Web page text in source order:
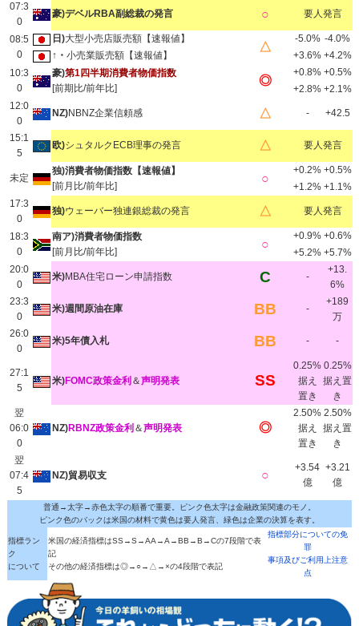
07:3
0
豪)デベルRBA副総裁の発言 ○ 要人発言
08:5
0
日)大型小売店販売額【速報値】
△
-5.0% -4.0%
↑・ 小売業販売額【速報値】 +3.6% +4.2%
10:3
0
豪)第1四半期消費者物価指数
[前期比/前年比]
◎
+0.8% +0.5%
+2.8% +2.1%
12:0
0
NZ)NBNZ企業信頼感 △ - +42.5
15:1
5
欧)シュタルクECB理事の発言 △ 要人発言
未定
独)消費者物価指数【速報値】
[前月比/前年比]
○
+0.2% +0.5%
+1.2% +1.1%
17:3
0
独)ウェーバー独連銀総裁の発言 △ 要人発言
18:3
0
南ア)消費者物価指数
[前月比/前年比]
○
+0.9% +0.6%
+5.2% +5.7%
20:0
0
米)MBA住宅ローン申請指数 C -
+13.
6%
23:3
0
米)週間原油在庫 BB -
+189
万
26:0
0
米)5年債入札 BB - -
27:1
5
米)FOMC政策金利 ＆声明発表 SS
0.25%
据え
置き
0.25%
据え置
き
翌
06:0
0
NZ)RBNZ政策金利 ＆声明発表 ◎
2.50%
据え
置き
2.50%
据え置
き
翌
07:4
5
NZ)貿易収支 ○
+3.54
億
+3.21
億
普通→太字→赤色太字の順番で重要。ピンク色太字は金融政策関連のモノ。
ピンク色のバックは米国の材料で黄色は要人発言、緑色は企業の決算を表す。
指標ラン
ク
について
米国の経済指標はSS→S→AA→A→BB→B→Cの7段階で表
記
その他の経済指標は◎→○→△→×の4段階で表記
指標部分についての免
罪
事項及びご利用上注意
点